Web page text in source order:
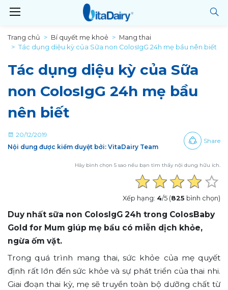
Trang chủ Bí quyết mẹ khoẻ
Mang thai
Tác dụng diệu kỳ của Sữa non ColosIgG 24h mẹ bầu nên biết
Tác dụng diệu kỳ của Sữa
non ColosIgG 24h mẹ bầu
nên biết
20/12/2019
Nội dung được kiểm duyệt bởi: VitaDairy Team
Share
Hãy bình chọn 5 sao nếu bạn tìm thấy nội dung hữu ích.
Xếp hạng: 4/5 (825 bình chọn)
Duy nhất sữa non ColosIgG 24h trong ColosBaby
Gold for Mum giúp mẹ bầu có miễn dịch khỏe,
ngừa ốm vặt.
Trong quá trình mang thai, sức khỏe của mẹ quyết
định rất lớn đến sức khỏe và sự phát triển của thai nhi.
Giai đoạn thai kỳ, mẹ sẽ truyền toàn bộ dưỡng chất từ